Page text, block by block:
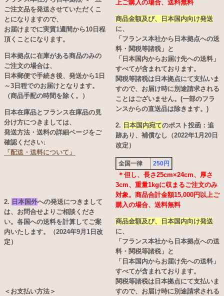
ご注文品を発送させていただくこ
とになりますので、
お届けまでに実質1週間から10日程
頂くことになります。
日本拠点に在庫がある商品のみの
ご注文の場合は、
日本郵便で手続き後、発送から1日
～3日程でのお届けとなります。
（商品手配の時間を除く。）
日本在庫品とフランス在庫品の見
分け方につきましては、
発送方法・送料の詳細ページをご
確認ください↓
「配送・送料について」
2. 日本国外への発送につきまして
は、お問合せよりご相談くださ
い。各国への送料を計算してご案
内いたします。（2024年9月1日改
定）
＜お支払い方法＞
上ご購入の場合、送料無料
商品金額及び、日本国内向け発送
に、
「フランス本社から日本拠点への送
料・関税等諸税」と
「日本国内からお届け先への送料」
すべてが含まれております。
関税等諸税は日本拠点にて支払いま
すので、お届け時に別途請求される
ことはございません。(一部のフラ
ンスからの直送品は除きます。)
2. 日本国内宛てのポスト投函：追
跡あり、補償なし（2022年1月20日
改定）
全国一律 250円
＊但し、長さ25cm×24cm、厚さ
3cm、重量1kgに収まるご注文のみ
対象。商品合計金額15,000円以上ご
購入の場合、送料無料
商品金額及び、日本国内向け発送
に、
「フランス本社から日本拠点への送
料・関税等諸税」と
「日本国内からお届け先への送料」
すべてが含まれております。
関税等諸税は日本拠点にて支払いま
すので、お届け時に別途請求される